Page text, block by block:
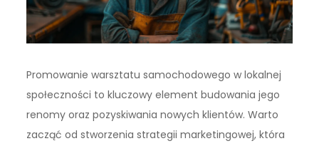
Promowanie warsztatu samochodowego w lokalnej
społeczności to kluczowy element budowania jego
renomy oraz pozyskiwania nowych klientów. Warto
zacząć od stworzenia strategii marketingowej, która